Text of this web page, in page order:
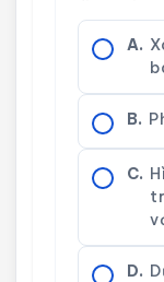
A.
B.
C.
D.